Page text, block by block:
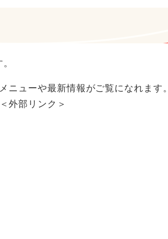
ニューや最新情報がご覧になれます。
＜外部リンク＞